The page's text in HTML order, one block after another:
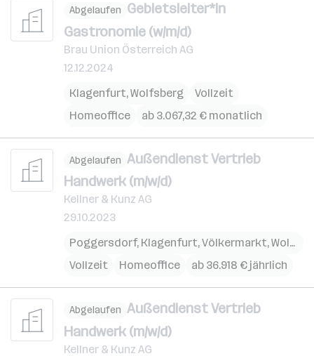
Abgelaufen Gebietsleiter*in
Gastronomie (w/m/d)
Brau Union Österreich AG
12.12.2024
Klagenfurt,Wolfsberg
Vollzeit
Homeoffice
ab 3.067,32 € monatlich
Abgelaufen Außendienst Vertrieb
Handwerk (m/w/d)
Kellner & Kunz AG
29.10.2023
Poggersdorf, Klagenfurt,Völkermarkt,Wolfsberg
Vollzeit
Homeoffice ab 36.918 € jährlich
Abgelaufen Außendienst Vertrieb
Handwerk (m/w/d)
Kellner & Kunz AG